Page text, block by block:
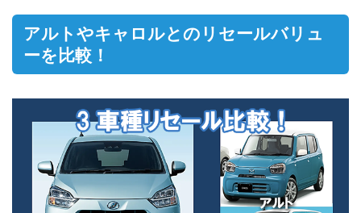
アルトやキャロルとのリセールバリュ
ーを比較！